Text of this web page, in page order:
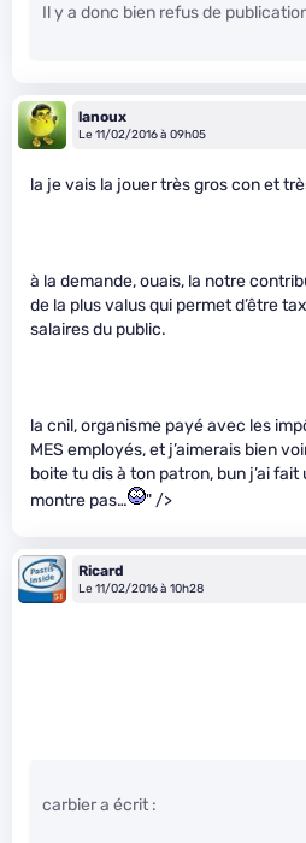
Il y a donc bien refus de
lanoux
Le 11/02/2016 à 09h05
la je vais la jouer très gros con et
à la demande, ouais, la notre
de la plus valus qui permet d’être
salaires du public.
la cnil, organisme payé avec les
MES employés, et j’aimerais bien
boite tu dis à ton patron, bun j’ai
montre pas…
" />
Ricard
Le 11/02/2016 à 10h28
carbier a écrit :